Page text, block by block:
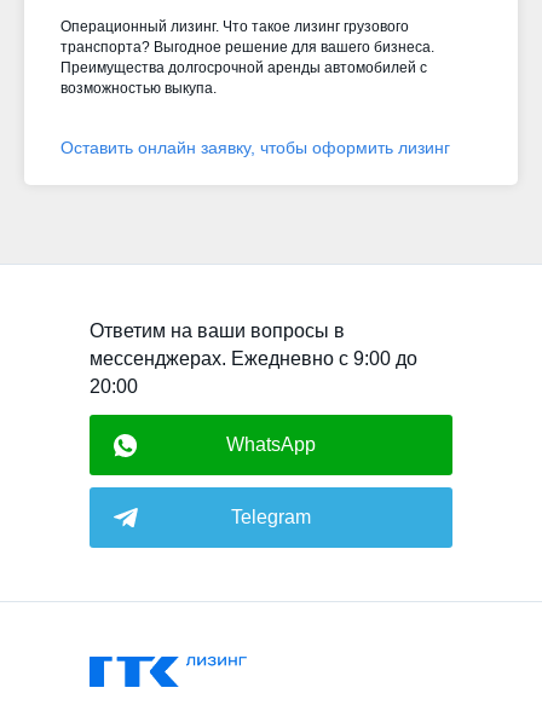
Операционный лизинг. Что такое лизинг грузового
транспорта? Выгодное решение для вашего бизнеса.
Преимущества долгосрочной аренды автомобилей с
возможностью выкупа.
Оставить онлайн заявку, чтобы оформить лизинг
Ответим на ваши вопросы в
мессенджерах. Ежедневно с 9:00 до
20:00
Telegram
WhatsApp